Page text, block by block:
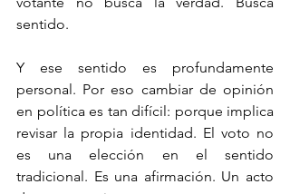
sentido.
Y ese sentido es profundamente
personal. Por eso cambiar de opinión
en política es tan difícil: porque implica
revisar la propia identidad. El voto no
es una elección en el sentido
tradicional. Es una afirmación. Un acto